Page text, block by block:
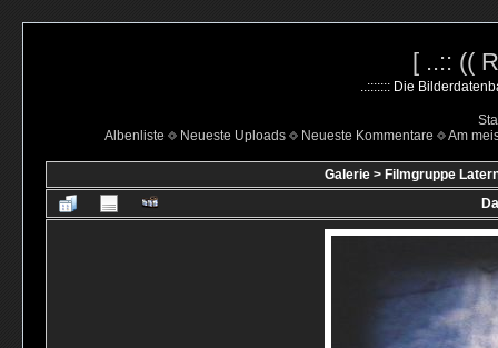
[ ..:: ((
..::::::: Die
Albenliste
Neueste Uploads Neueste Kommentare Am
Galerie > Filmgruppe